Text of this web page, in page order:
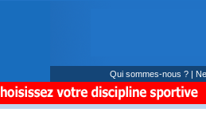
Qui sommes-nous ? |